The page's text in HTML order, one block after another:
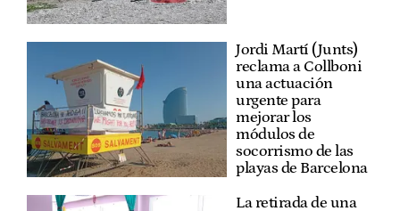
Jordi Martí (Junts)
reclama a Collboni
una actuación
urgente para
mejorar los
módulos de
socorrismo de las
playas de Barcelona
La retirada de una